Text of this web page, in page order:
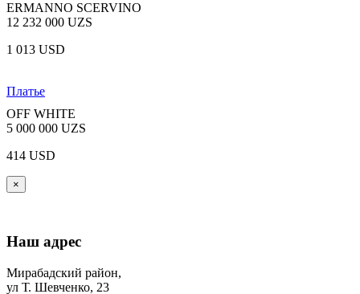
ERMANNO SCERVINO
12 232 000 UZS
1 013 USD
Платье
OFF WHITE
5 000 000 UZS
414 USD
×
Наш адрес
Мирабадский район,
ул Т. Шевченко, 23